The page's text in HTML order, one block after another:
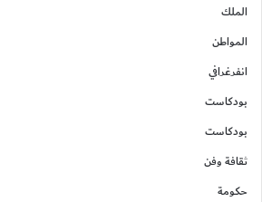
الملك
المواطن
انفرغرافي
بودكاست
بودكاست
ثقافة وفن
حكومة